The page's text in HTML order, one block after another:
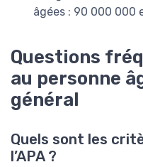
âgées : 90 000 000
Questions
au personne
général
Quels sont les
l’APA ?